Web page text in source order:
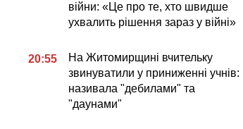
війни: «Це про те, хто швидше
ухвалить рішення зараз у війні»
20:55
На Житомирщині вчительку
звинуватили у приниженні учнів:
називала "дебилами" та
"даунами"